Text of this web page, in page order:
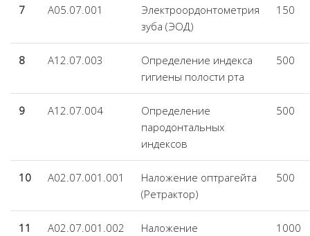
7 A05.07.001
Электроордонтометрия
зуба (ЭОД)
150
8 A12.07.003
Определение индекса
гигиены полости рта
500
9 A12.07.004
Определение
пародонтальных
индексов
500
10 A02.07.001.001
Наложение оптрагейта
(Ретрактор)
500
11 A02.07.001.002
Наложение
1000